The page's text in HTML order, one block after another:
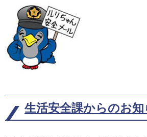
生活安全課からのお知